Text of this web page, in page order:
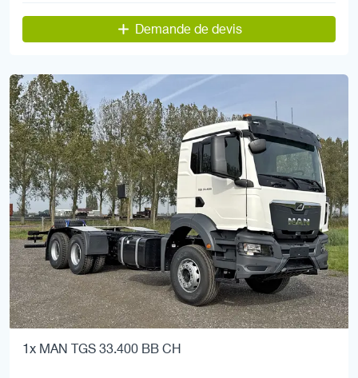
Demande de devis
1x MAN TGS 33.400 BB CH